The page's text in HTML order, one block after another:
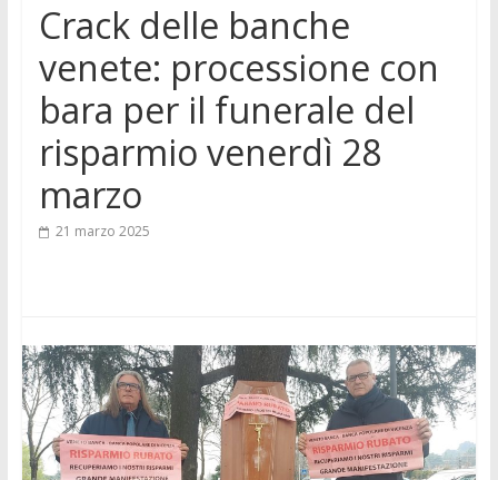
Crack delle banche
venete: processione con
bara per il funerale del
risparmio venerdì 28
marzo
21 marzo 2025